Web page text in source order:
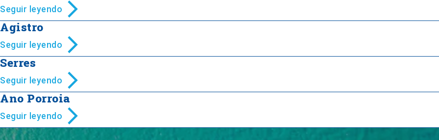
Seguir leyendo
Agistro
Seguir leyendo
Serres
Seguir leyendo
Ano Porroia
Seguir leyendo